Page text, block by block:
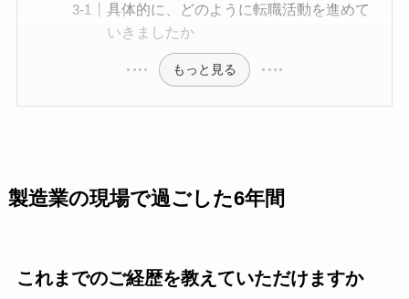
具体的に、どのように転職活動を進めて
いきましたか
もっと見る
製造業の現場で過ごした6年間
これまでのご経歴を教えていただけますか